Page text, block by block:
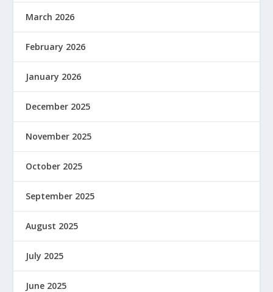
March 2026
February 2026
January 2026
December 2025
November 2025
October 2025
September 2025
August 2025
July 2025
June 2025